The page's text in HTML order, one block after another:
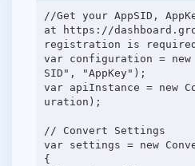
//Get your AppSID,
at https://
registration is
var configuration = new
SID", "AppKey");
var apiInstance = new
uration);
// Convert Settings
var settings = new
{